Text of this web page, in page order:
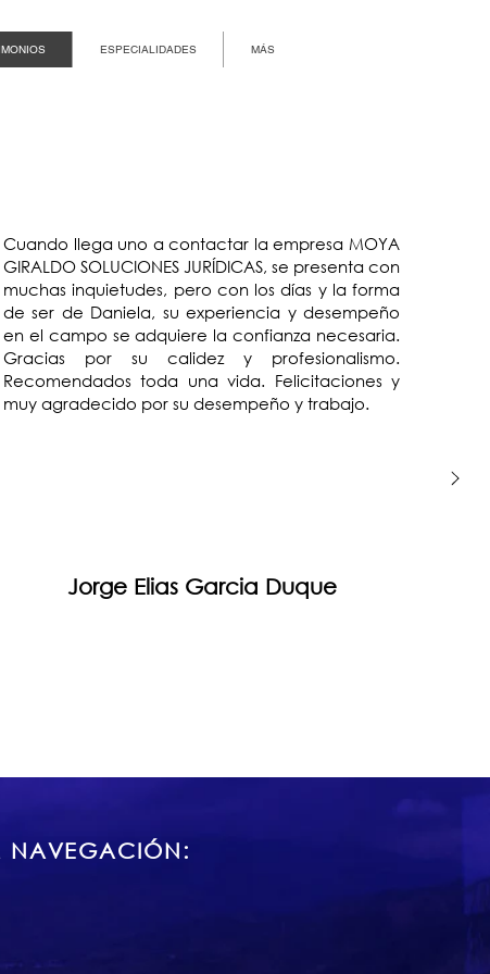
ESPECIALIDADES MÁS
Cuando llega uno a contactar la empresa MOYA
GIRALDO SOLUCIONES JURÍDICAS, se presenta con
muchas inquietudes, pero con los días y la forma
de ser de Daniela, su experiencia y desempeño
en el campo se adquiere la confianza necesaria.
Gracias por su calidez y profesionalismo.
Recomendados toda una vida. Felicitaciones y
muy agradecido por su desempeño y trabajo.
Jorge Elias Garcia Duque
NAVEGACIÓN: